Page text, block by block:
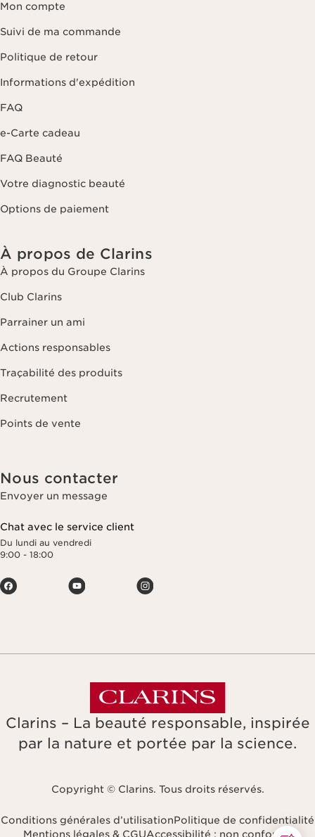
Mon compte
Suivi de ma commande
Politique de retour
Informations d'expédition
FAQ
e-Carte cadeau
FAQ Beauté
Votre diagnostic beauté
Options de paiement
À propos de Clarins
À propos du Groupe Clarins
Club Clarins
Parrainer un ami
Actions responsables
Traçabilité des produits
Recrutement
Points de vente
Nous contacter
Envoyer un message
Chat avec le service client
Du lundi au vendredi
9:00 - 18:00
Clarins – La beauté responsable, inspirée
par la nature et portée par la science.
Copyright © Clarins. Tous droits réservés.
Conditions générales d’utilisationPolitique de confidentialité
Mentions légales & CGUAccessibilité : non conforme